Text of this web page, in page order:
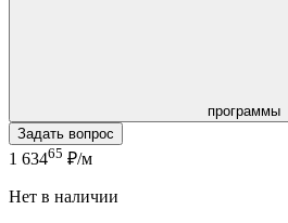
программы
Задать вопрос
1 63465 ₽/м
Нет в наличии